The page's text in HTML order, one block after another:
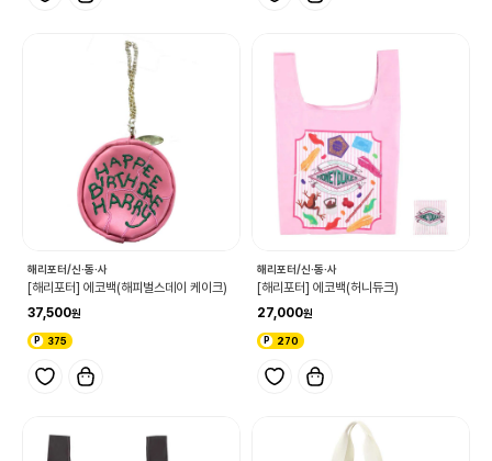
해리포터/신·동·사
[해리포터] 에코백(해피벌스데이 케이크)
37,500
375
해리포터/신·동·사
[해리포터] 에코백(허니듀크)
27,000
270